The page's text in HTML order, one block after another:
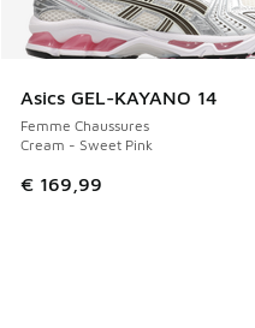
Asics GEL-KAYANO 14
Femme Chaussures
Cream - Sweet Pink
€ 169,99